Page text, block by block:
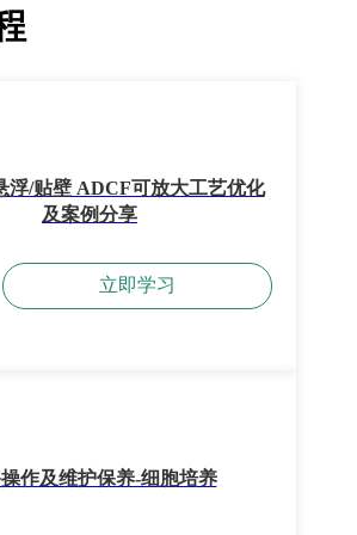
浮/贴壁 ADCF可放大工艺优化
及案例分享
立即学习
作及维护保养-细胞培养